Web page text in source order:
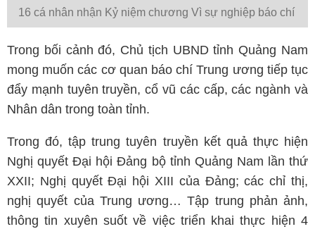
16 cá nhân nhận Kỷ niệm chương Vì sự nghiệp báo chí
Trong bối cảnh đó, Chủ tịch UBND tỉnh Quảng Nam
mong muốn các cơ quan báo chí Trung ương tiếp tục
đẩy mạnh tuyên truyền, cổ vũ các cấp, các ngành và
Nhân dân trong toàn tỉnh.
Trong đó, tập trung tuyên truyền kết quả thực hiện
Nghị quyết Đại hội Đảng bộ tỉnh Quảng Nam lần thứ
XXII; Nghị quyết Đại hội XIII của Đảng; các chỉ thị,
nghị quyết của Trung ương… Tập trung phản ảnh,
thông tin xuyên suốt về việc triển khai thực hiện 4